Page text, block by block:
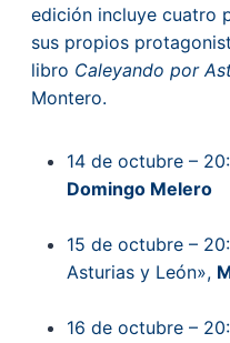
edición incluye cuatro
sus propios
libro Caleyando por
Montero.
14 de octubre –
Domingo Melero
15 de octubre –
Asturias y León»,
16 de octubre –